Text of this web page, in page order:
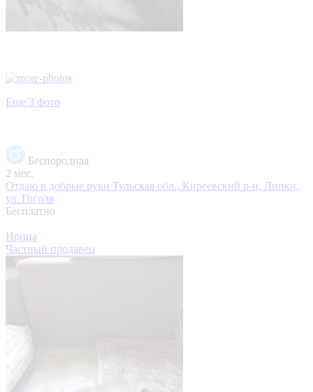
Еще 3 фото
Беспородная
2 мес.
Отдаю в добрые руки Тульская обл., Киреевский р-н, Липки,
ул. Гоголя
Бесплатно
Ирина
Частный продавец